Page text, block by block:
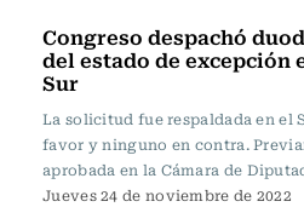
Congreso despachó
del estado de excepción
Sur
La solicitud fue respaldada en el
favor y ninguno en contra.
aprobada en la Cámara de
Jueves 24 de noviembre de 2022